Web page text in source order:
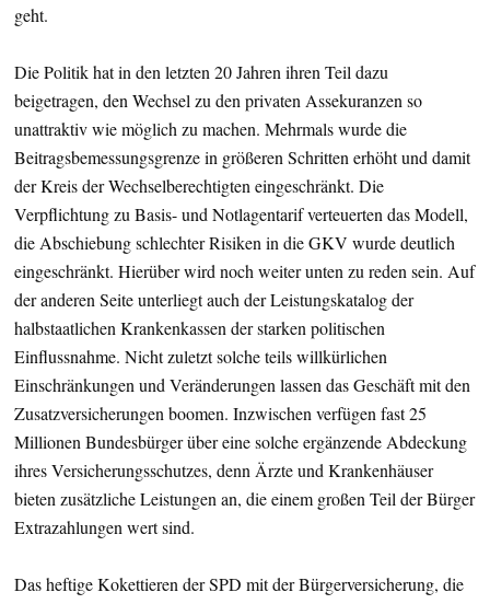
geht.
Die Politik hat in den letzten 20 Jahren ihren Teil dazu
beigetragen, den Wechsel zu den privaten Assekuranzen so
unattraktiv wie möglich zu machen. Mehrmals wurde die
Beitragsbemessungsgrenze in größeren Schritten erhöht und damit
der Kreis der Wechselberechtigten eingeschränkt. Die
Verpflichtung zu Basis- und Notlagentarif verteuerten das Modell,
die Abschiebung schlechter Risiken in die GKV wurde deutlich
eingeschränkt. Hierüber wird noch weiter unten zu reden sein. Auf
der anderen Seite unterliegt auch der Leistungskatalog der
halbstaatlichen Krankenkassen der starken politischen
Einflussnahme. Nicht zuletzt solche teils willkürlichen
Einschränkungen und Veränderungen lassen das Geschäft mit den
Zusatzversicherungen boomen. Inzwischen verfügen fast 25
Millionen Bundesbürger über eine solche ergänzende Abdeckung
ihres Versicherungsschutzes, denn Ärzte und Krankenhäuser
bieten zusätzliche Leistungen an, die einem großen Teil der Bürger
Extrazahlungen wert sind.
Das heftige Kokettieren der SPD mit der Bürgerversicherung, die